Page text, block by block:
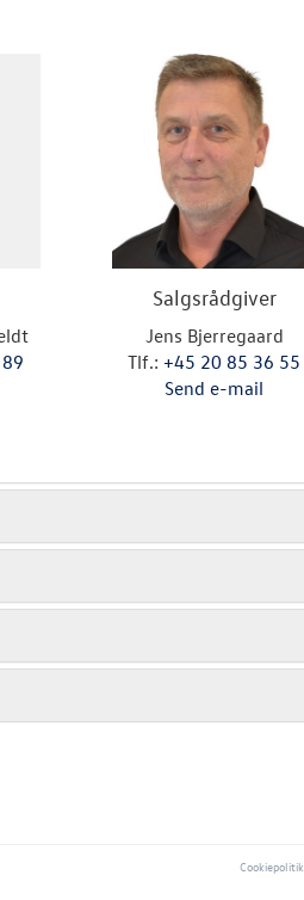
Salgsrådgiver
Jens Bjerregaard
Tlf.:+45 20 85 36 55
Send e-mail
Cookiepolitik